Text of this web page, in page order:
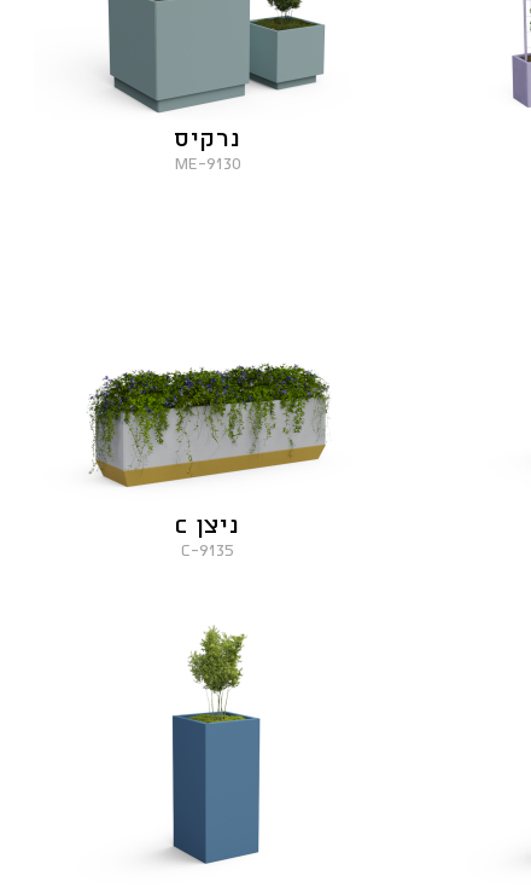
נרקיס
9130-ME
ניצן C
9135-C